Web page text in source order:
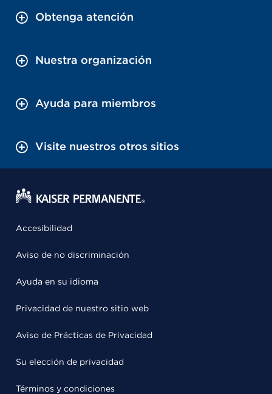
Obtenga atención
Nuestra organización
Ayuda para miembros
Visite nuestros otros sitios
Accesibilidad
Aviso de no discriminación
Ayuda en su idioma
Privacidad de nuestro sitio web
Aviso de Prácticas de Privacidad
Su elección de privacidad
Términos y condiciones